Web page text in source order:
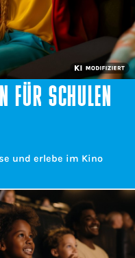
FÜR SCHULEN
und erlebe im Kino